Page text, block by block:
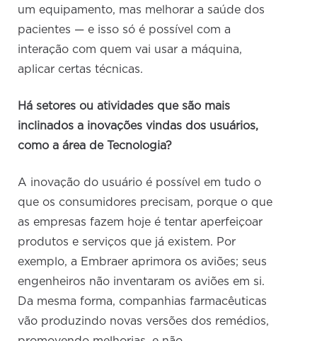
um equipamento, mas melhorar a saúde dos
pacientes — e isso só é possível com a
interação com quem vai usar a máquina,
aplicar certas técnicas.
Há setores ou atividades que são mais
inclinados a inovações vindas dos usuários,
como a área de Tecnologia?
A inovação do usuário é possível em tudo o
que os consumidores precisam, porque o que
as empresas fazem hoje é tentar aperfeiçoar
produtos e serviços que já existem. Por
exemplo, a Embraer aprimora os aviões; seus
engenheiros não inventaram os aviões em si.
Da mesma forma, companhias farmacêuticas
vão produzindo novas versões dos remédios,